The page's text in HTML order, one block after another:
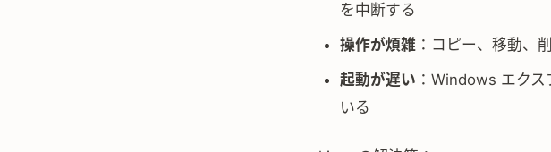
を中断する
操作が煩雑 ：コピー、移動、
起動が遅い ：Windows エク
いる